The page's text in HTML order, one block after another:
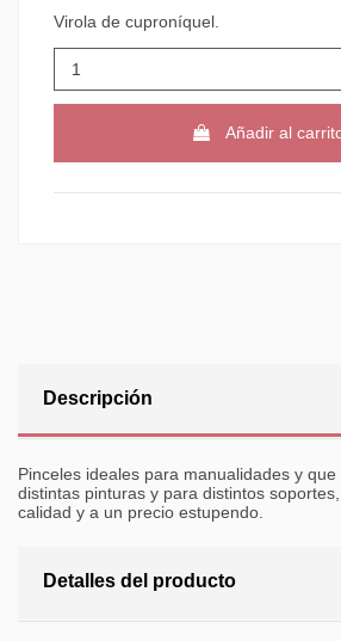
Virola de cuproníquel.
Añadir al
Descripción
Pinceles ideales para manualidades y
distintas pinturas y para distintos
calidad y a un precio estupendo.
Detalles del producto